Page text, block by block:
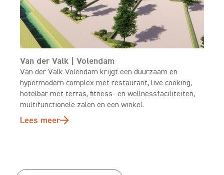
Van der Valk | Volendam
Van der Valk Volendam krijgt een duurzaam en
hypermodern complex met restaurant, live cooking,
hotelbar met terras, fitness- en wellnessfaciliteiten,
multifunctionele zalen en een winkel.
Lees meer